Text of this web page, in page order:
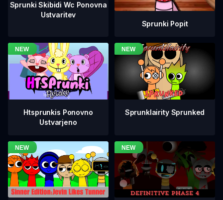
Sprunki Skibidi Wc Ponovna
Ustvaritev
Sprunki Popit
Htsprunkis Ponovno
Ustvarjeno
Sprunklairity Sprunked